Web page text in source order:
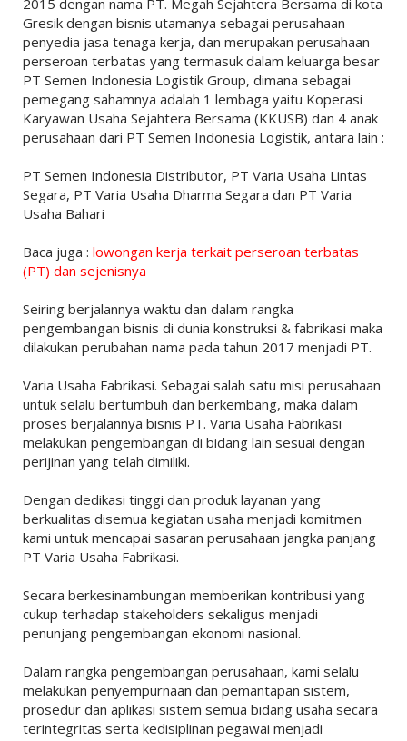
2015 dengan nama PT. Megah Sejahtera Bersama di kota
Gresik dengan bisnis utamanya sebagai perusahaan
penyedia jasa tenaga kerja, dan merupakan perusahaan
perseroan terbatas yang termasuk dalam keluarga besar
PT Semen Indonesia Logistik Group, dimana sebagai
pemegang sahamnya adalah 1 lembaga yaitu Koperasi
Karyawan Usaha Sejahtera Bersama (KKUSB) dan 4 anak
perusahaan dari PT Semen Indonesia Logistik, antara lain :
PT Semen Indonesia Distributor, PT Varia Usaha Lintas
Segara, PT Varia Usaha Dharma Segara dan PT Varia
Usaha Bahari
Baca juga : lowongan kerja terkait perseroan terbatas
(PT) dan sejenisnya
Seiring berjalannya waktu dan dalam rangka
pengembangan bisnis di dunia konstruksi & fabrikasi maka
dilakukan perubahan nama pada tahun 2017 menjadi PT.
Varia Usaha Fabrikasi. Sebagai salah satu misi perusahaan
untuk selalu bertumbuh dan berkembang, maka dalam
proses berjalannya bisnis PT. Varia Usaha Fabrikasi
melakukan pengembangan di bidang lain sesuai dengan
perijinan yang telah dimiliki.
Dengan dedikasi tinggi dan produk layanan yang
berkualitas disemua kegiatan usaha menjadi komitmen
kami untuk mencapai sasaran perusahaan jangka panjang
PT Varia Usaha Fabrikasi.
Secara berkesinambungan memberikan kontribusi yang
cukup terhadap stakeholders sekaligus menjadi
penunjang pengembangan ekonomi nasional.
Dalam rangka pengembangan perusahaan, kami selalu
melakukan penyempurnaan dan pemantapan sistem,
prosedur dan aplikasi sistem semua bidang usaha secara
terintegritas serta kedisiplinan pegawai menjadi